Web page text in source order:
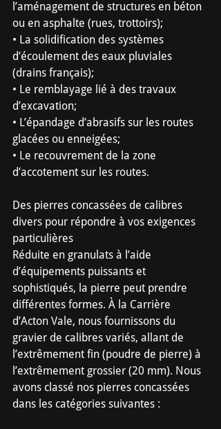
l’aménagement de structures en béton
ou en asphalte (rues, trottoirs);
• La solidification des systèmes
d’écoulement des eaux pluviales
(drains français);
• Le remblayage lié à des travaux
d’excavation;
• L’épandage d’abrasifs sur les routes
glacées ou enneigées;
• Le recouvrement de la zone
d’accotement sur les routes.
Des pierres concassées de calibres
divers pour répondre à vos exigences
particulières
Réduite en granulats à l’aide
d’équipements puissants et
sophistiqués, la pierre peut prendre
différentes formes. À la Carrière
d’Acton Vale, nous fournissons du
gravier de calibres variés, allant de
l’extrêmement fin (poudre de pierre) à
l’extrêmement grossier (20 mm). Nous
avons classé nos pierres concassées
dans les catégories suivantes :